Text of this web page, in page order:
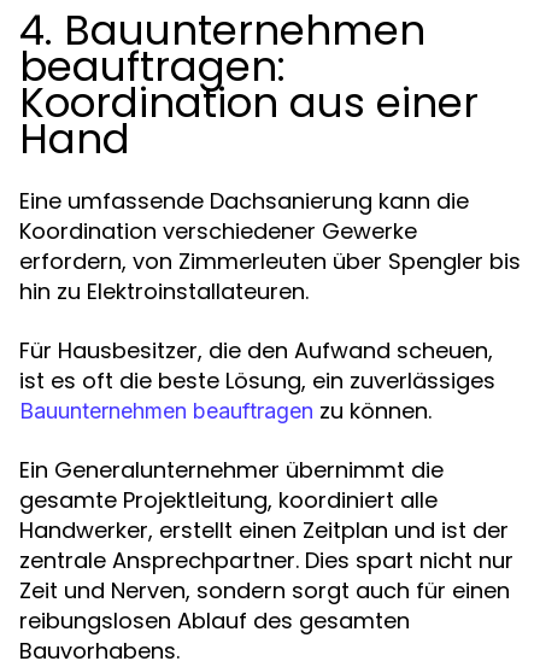
4. Bauunternehmen
beauftragen:
Koordination aus einer
Hand
Eine umfassende Dachsanierung kann die
Koordination verschiedener Gewerke
erfordern, von Zimmerleuten über Spengler bis
hin zu Elektroinstallateuren.
Für Hausbesitzer, die den Aufwand scheuen,
ist es oft die beste Lösung, ein zuverlässiges
Bauunternehmen beauftragen zu können.
Ein Generalunternehmer übernimmt die
gesamte Projektleitung, koordiniert alle
Handwerker, erstellt einen Zeitplan und ist der
zentrale Ansprechpartner. Dies spart nicht nur
Zeit und Nerven, sondern sorgt auch für einen
reibungslosen Ablauf des gesamten
Bauvorhabens.